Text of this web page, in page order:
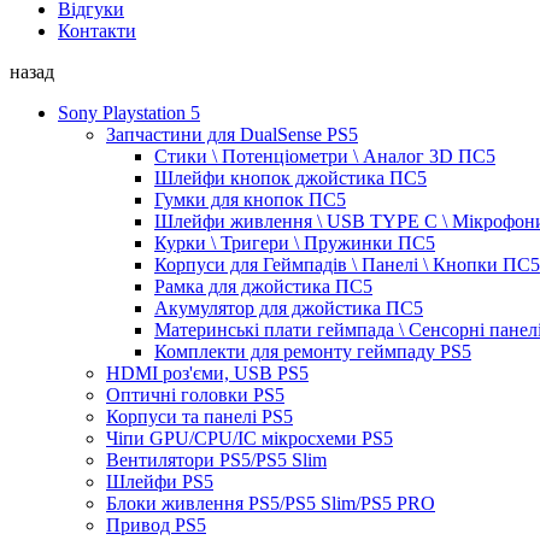
Відгуки
Контакти
назад
Sony Playstation 5
Запчастини для DualSense PS5
Стики \ Потенціометри \ Аналог 3D ПС5
Шлейфи кнопок джойстика ПС5
Гумки для кнопок ПС5
Шлейфи живлення \ USB TYPE C \
Курки \ Тригери \ Пружинки ПС5
Корпуси для Геймпадів \ Панелі \ Кнопки ПС5
Рамка для джойстика ПС5
Акумулятор для джойстика ПС5
Материнські плати геймпада \ Сенсорні
Комплекти для ремонту геймпаду PS5
HDMI роз'єми, USB PS5
Оптичні головки PS5
Корпуси та панелі PS5
Чіпи GPU/CPU/IC мікросхеми PS5
Вентилятори PS5/PS5 Slim
Шлейфи PS5
Блоки живлення PS5/PS5 Slim/PS5 PRO
Привод PS5